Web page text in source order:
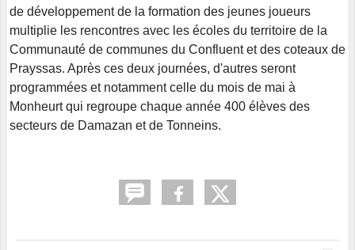
de développement de la formation des jeunes joueurs
multiplie les rencontres avec les écoles du territoire de la
Communauté de communes du Confluent et des coteaux de
Prayssas. Après ces deux journées, d'autres seront
programmées et notamment celle du mois de mai à
Monheurt qui regroupe chaque année 400 élèves des
secteurs de Damazan et de Tonneins.